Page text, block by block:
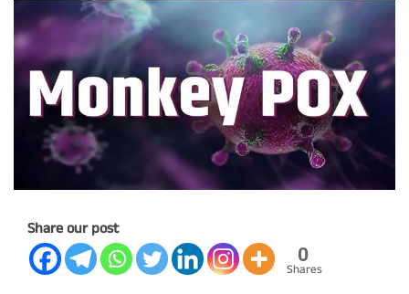
Share our post
0
Shares